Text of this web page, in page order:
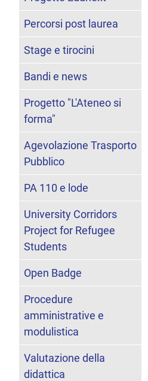
Percorsi post laurea
Stage e tirocini
Bandi e news
Progetto "L'Ateneo si
forma"
Agevolazione Trasporto
Pubblico
PA 110 e lode
University Corridors
Project for Refugee
Students
Open Badge
Procedure
amministrative e
modulistica
Valutazione della
didattica